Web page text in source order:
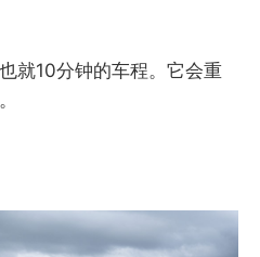
就10分钟的车程。它会重